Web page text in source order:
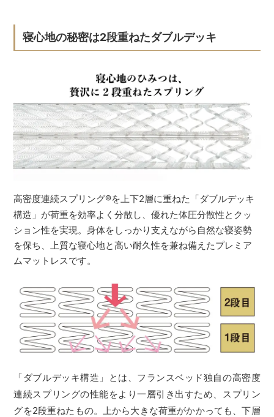
寝心地の秘密は2段重ねたダブルデッキ
高密度連続スプリング®を上下2層に重ねた「ダブルデッキ
構造」が荷重を効率よく分散し、優れた体圧分散性とクッ
ション性を実現。身体をしっかり支えながら自然な寝姿勢
を保ち、上質な寝心地と高い耐久性を兼ね備えたプレミア
ムマットレスです。
「ダブルデッキ構造」とは、フランスベッド独自の高密度
連続スプリングの性能をより一層引き出すため、スプリン
グを2段重ねたもの。上から大きな荷重がかかっても、下層